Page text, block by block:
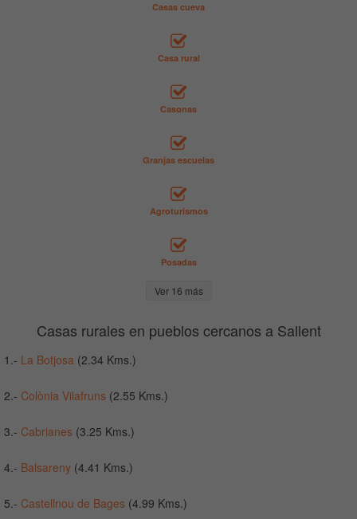
Casas cueva
Casa rural
Casonas
Granjas escuelas
Agroturismos
Posadas
Ver 16 más
Casas rurales en pueblos cercanos a Sallent
1.- La Botjosa (2.34 Kms.)
2.- Colònia Vilafruns (2.55 Kms.)
3.- Cabrianes (3.25 Kms.)
4.- Balsareny (4.41 Kms.)
5.- Castellnou de Bages (4.99 Kms.)